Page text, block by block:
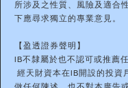
所涉及之性質、風險及適合
下應尋求獨立的專業意見。
【盈透證券聲明】
IB不隸屬於也不認可或推薦
經天財資本在IB開設的投資